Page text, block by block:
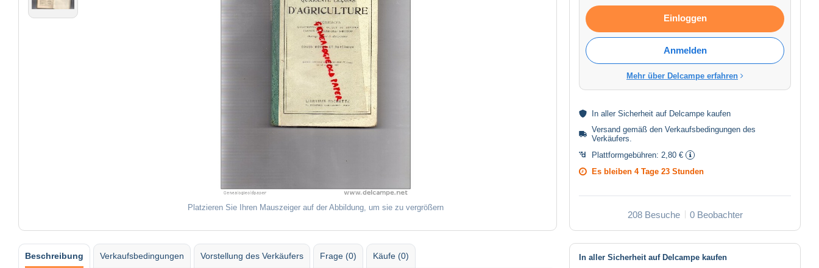
Platzieren Sie Ihren Mauszeiger auf der Abbildung, um sie zu vergrößern
Einloggen
Anmelden
Mehr über Delcampe erfahren
In aller Sicherheit auf Delcampe kaufen
Versand gemäß den Verkaufsbedingungen des
Verkäufers
Plattformgebühren: 2,80 €
Es bleiben 4 Tage 23 Stunden
208 Besuche 0 Beobachter
Beschreibung Verkaufsbedingungen Vorstellung des Verkäufers Frage (0) Käufe (0)
In aller Sicherheit auf Delcampe kaufen